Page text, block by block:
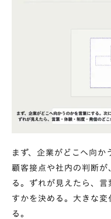
まず、企業がどこへ向
顧客接点や社内の判断
る。ずれが見えたら、
すかを決める。大きな
る。